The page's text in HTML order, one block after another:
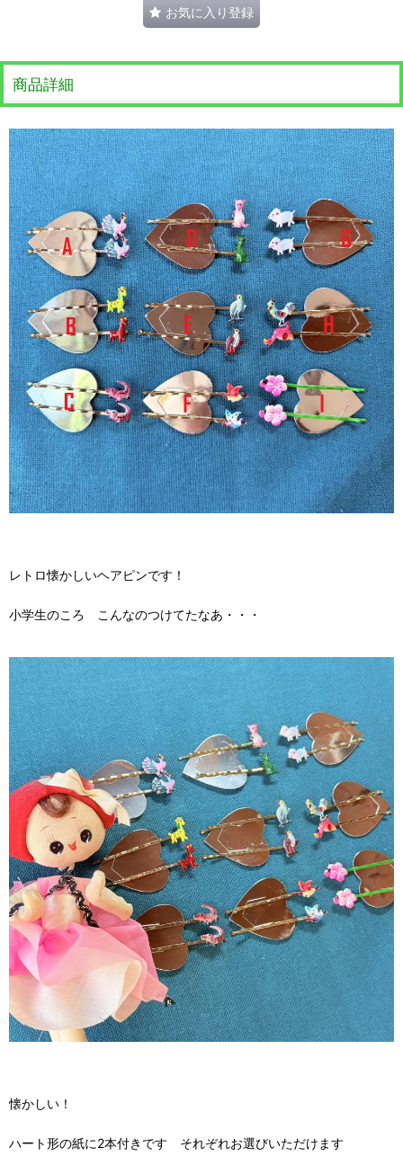
お気に入り登録
商品詳細
レトロ懐かしいヘアピンです！
小学生のころ こんなのつけてたなあ・・・
懐かしい！
ハート形の紙に2本付きです それぞれお選びいただけます